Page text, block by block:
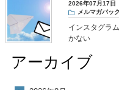
2026年07月17日
メルマガバッ
インスタグラ
かない
アーカイブ